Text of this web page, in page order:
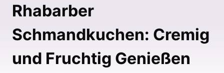
Rhabarber
Schmandkuchen: Cremig
und Fruchtig Genießen